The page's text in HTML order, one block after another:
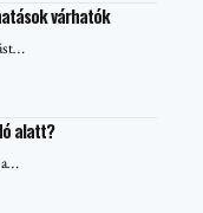
várhatók
alatt?
a…